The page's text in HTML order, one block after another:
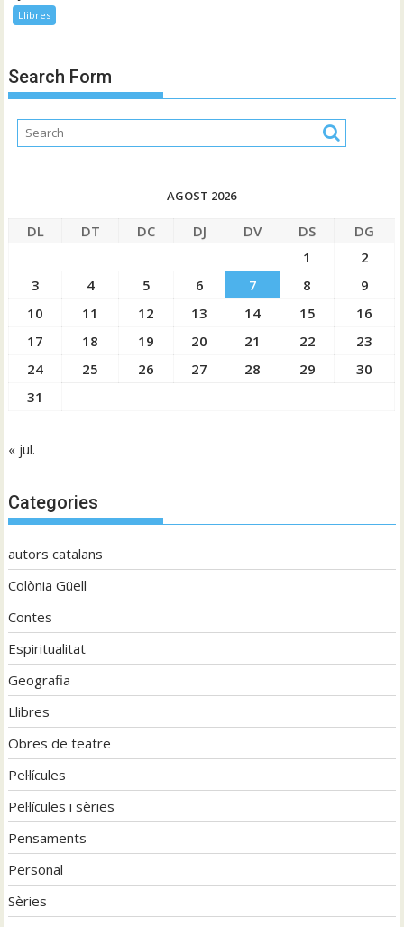
Llibres
Search Form
AGOST 2026
DL DT DC DJ DV DS
DG
1
2
3
4 5 6 7 8
9
10
11 12 13 14 15
16
17
18 19 20 21 22
23
24
25 26 27 28 29
30
31
« jul.
Categories
autors catalans
Colònia Güell
Contes
Espiritualitat
Geografia
Llibres
Obres de teatre
Pel·lícules
Pel·lícules i sèries
Pensaments
Personal
Sèries